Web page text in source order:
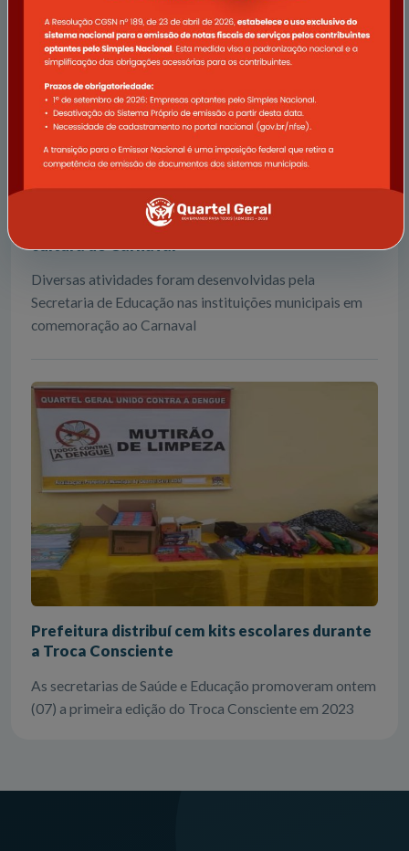
Alunos da rede municipal de ensino celebram a
cultura do Carnaval
Diversas atividades foram desenvolvidas pela
Secretaria de Educação nas instituições municipais em
comemoração ao Carnaval
Prefeitura distribuí cem kits escolares durante
a Troca Consciente
As secretarias de Saúde e Educação promoveram ontem
(07) a primeira edição do Troca Consciente em 2023